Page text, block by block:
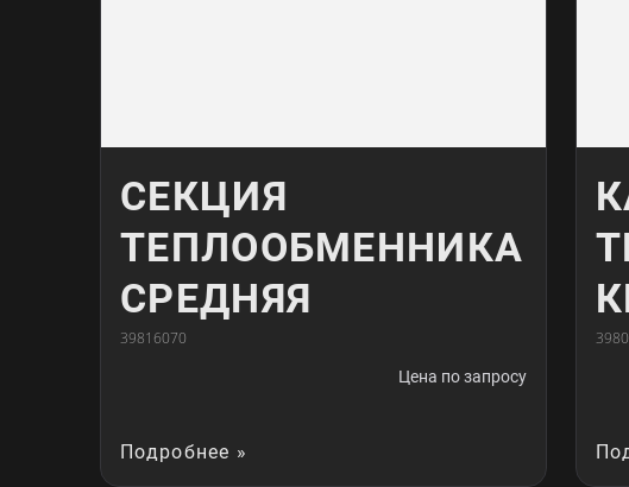
СЕКЦИЯ
ТЕПЛООБМЕННИКА
СРЕДНЯЯ
39816070
Цена по запросу
Подробнее »